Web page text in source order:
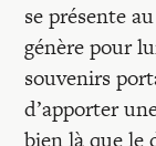
se présente
génère pour
souvenirs
d’apporter
bien là que le